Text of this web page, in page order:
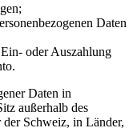
Daten
oder Auszahlung
Daten in
außerhalb des
der Schweiz, in Länder,